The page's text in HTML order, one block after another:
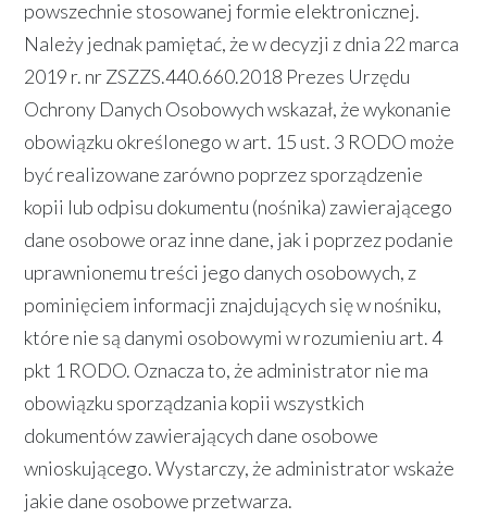
powszechnie stosowanej formie elektronicznej.
Należy jednak pamiętać, że w decyzji z dnia 22 marca
2019 r. nr ZSZZS.440.660.2018 Prezes Urzędu
Ochrony Danych Osobowych wskazał, że wykonanie
obowiązku określonego w art. 15 ust. 3 RODO może
być realizowane zarówno poprzez sporządzenie
kopii lub odpisu dokumentu (nośnika) zawierającego
dane osobowe oraz inne dane, jak i poprzez podanie
uprawnionemu treści jego danych osobowych, z
pominięciem informacji znajdujących się w nośniku,
które nie są danymi osobowymi w rozumieniu art. 4
pkt 1 RODO. Oznacza to, że administrator nie ma
obowiązku sporządzania kopii wszystkich
dokumentów zawierających dane osobowe
wnioskującego. Wystarczy, że administrator wskaże
jakie dane osobowe przetwarza.